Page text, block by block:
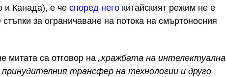
и Канада), е че според него китайският режим не е
за ограничаване на потока на смъртоносния
митата са отговор на „кражбата на интелектуална
трансфер на технологии и друго